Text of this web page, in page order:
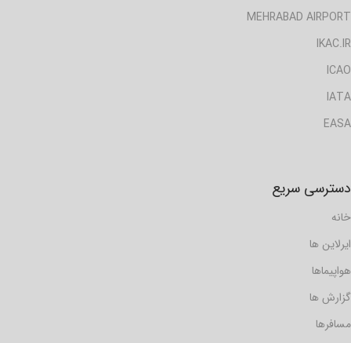
MEHRABAD AIRPORT
IKAC.IR
ICAO
IATA
EASA
دسترسی سریع
خانه
ایرلاین ها
هواپیماها
گزارش ها
مسافرها